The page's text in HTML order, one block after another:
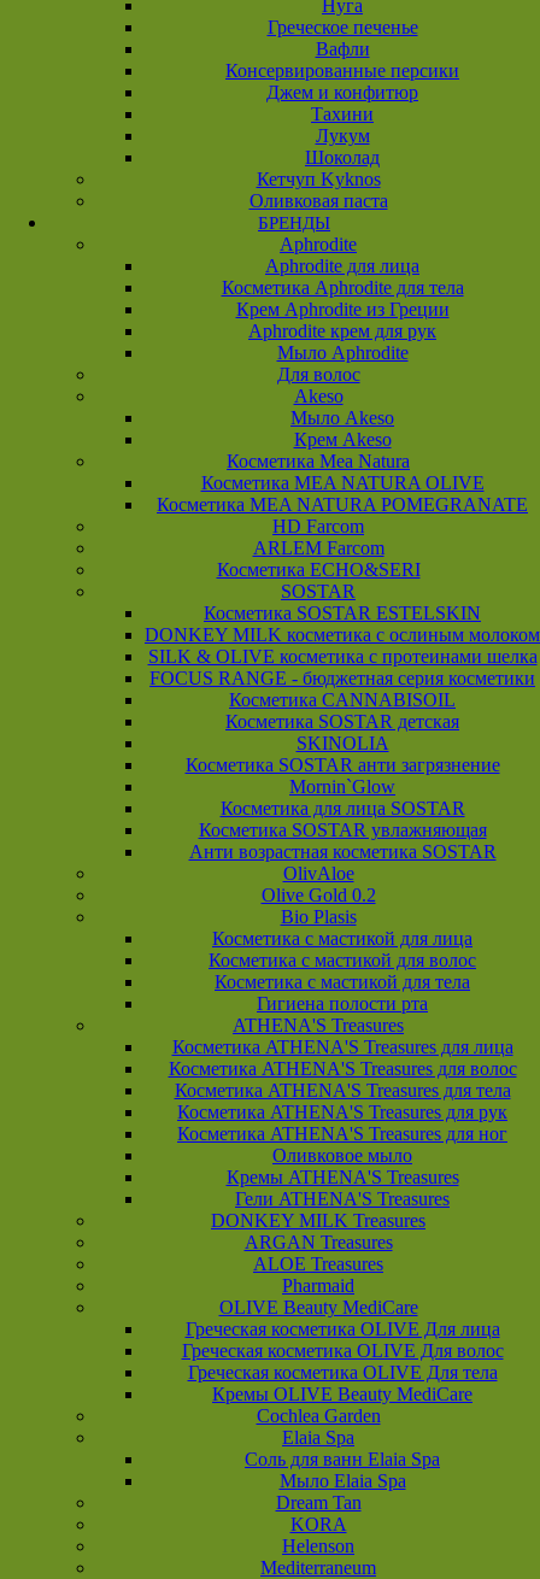
Нуга
Греческое печенье
Вафли
Консервированные персики
Джем и конфитюр
Тахини
Лукум
Шоколад
Кетчуп Kyknos
Оливковая паста
БРЕНДЫ
Aphrodite
Aphrodite для лица
Косметика Aphrodite для тела
Крем Aphrodite из Греции
Aphrodite крем для рук
Мыло Aphrodite
Для волос
Akeso
Мыло Akeso
Крем Akeso
Косметика Mea Natura
Косметика MEA NATURA OLIVE
Косметика MEA NATURA POMEGRANATE
HD Farcom
ARLEM Farcom
Косметика ECHO&SERI
SOSTAR
Косметика SOSTAR ESTELSKIN
DONKEY MILK косметика с ослиным молоком
SILK & OLIVE косметика с протеинами шелка
FOCUS RANGE - бюджетная серия косметики
Косметика CANNABISOIL
Косметика SOSTAR детская
SKINOLIA
Косметика SOSTAR анти загрязнение
Mornin`Glow
Косметика для лица SOSTAR
Косметика SOSTAR увлажняющая
Анти возрастная косметика SOSTAR
OlivAloe
Olive Gold 0.2
Bio Plasis
Косметика с мастикой для лица
Косметика с мастикой для волос
Косметика с мастикой для тела
Гигиена полости рта
ATHENA'S Treasures
Косметика ATHENA'S Treasures для лица
Косметика ATHENA'S Treasures для волос
Косметика ATHENA'S Treasures для тела
Косметика ATHENA'S Treasures для рук
Косметика ATHENA'S Treasures для ног
Оливковое мыло
Кремы ATHENA'S Treasures
Гели ATHENA'S Treasures
DONKEY MILK Treasures
ARGAN Treasures
ALOE Treasures
Pharmaid
OLIVE Beauty MediCare
Греческая косметика OLIVE Для лица
Греческая косметика OLIVE Для волос
Греческая косметика OLIVE Для тела
Кремы OLIVE Beauty MediCare
Cochlea Garden
Elaia Spa
Соль для ванн Elaia Spa
Мыло Elaia Spa
Dream Tan
KORA
Helenson
Mediterraneum